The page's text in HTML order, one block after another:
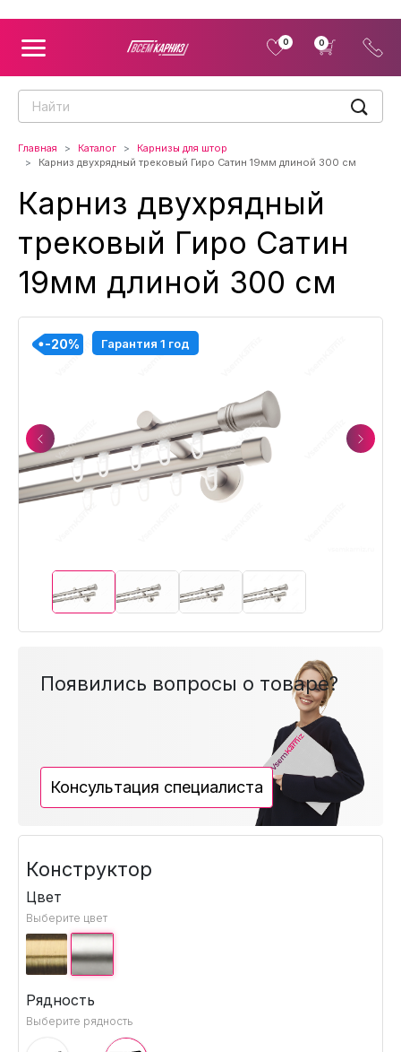
0 0
Главная Каталог
Карнизы для штор
Карниз двухрядный трековый Гиро Сатин 19мм длиной 300 см
Карниз двухрядный
трековый Гиро Сатин
19мм длиной 300 см
Previous
-20% Гарантия 1 год
-20%
-20%
-20%
Next
Появились вопросы о товаре?
Консультация специалиста
Конструктор
Цвет
Выберите цвет
Рядность
Выберите рядность